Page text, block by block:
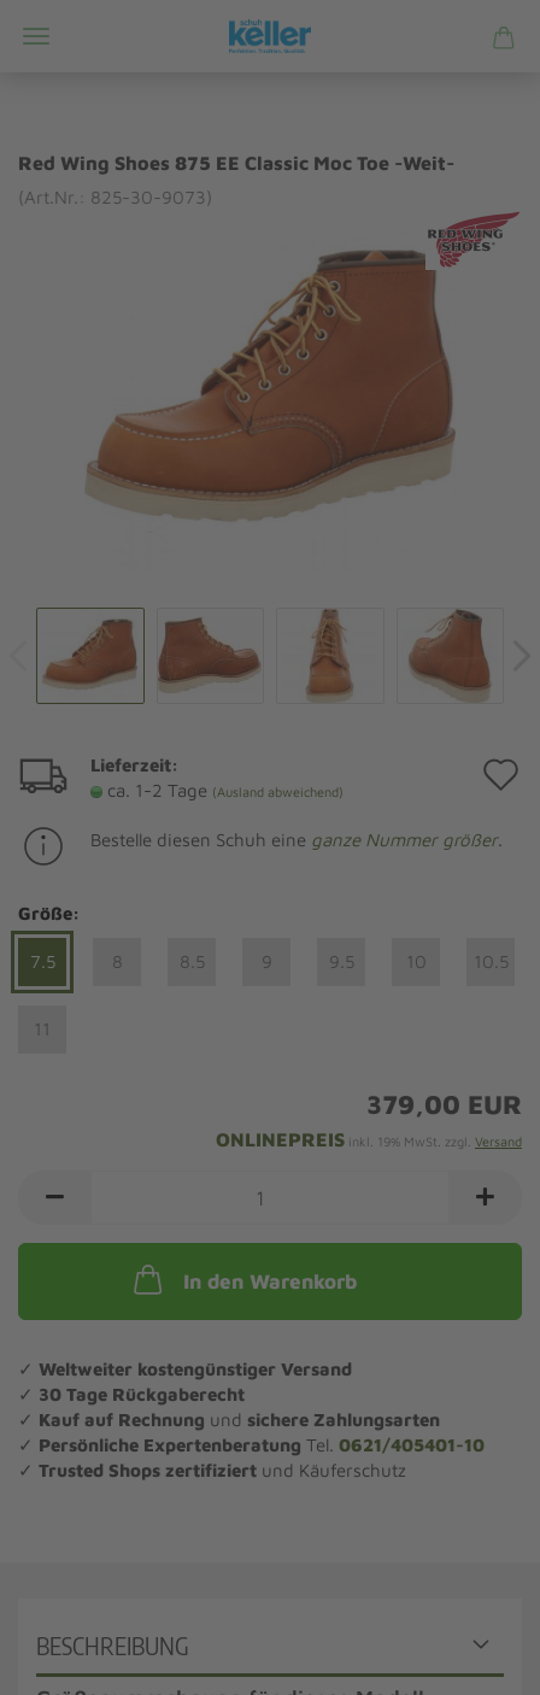
Red Wing Shoes 875 EE Classic Moc Toe -Weit-
(Art.Nr.: 825-30-9073)
Lieferzeit:
ca. 1-2 Tage (Ausland abweichend)
Bestelle diesen Schuh eine ganze Nummer größer.
Größe:
7.5 8 8.5 9 9.5 10 10.5
11
379,00 EUR
ONLINEPREIS inkl. 19% MwSt. zzgl. Versand
In den Warenkorb
✓ Weltweiter kostengünstiger Versand
✓ 30 Tage Rückgaberecht
✓ Kauf auf Rechnung und sichere Zahlungsarten
✓ Persönliche Expertenberatung Tel. 0621/405401-10
✓ Trusted Shops zertifiziert und Käuferschutz
BESCHREIBUNG